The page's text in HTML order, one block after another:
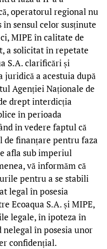
operatorul regional nu
sensul celor susținute
MIPE în calitate de
a solicitat în repetate
S.A. clarificări și
a acestuia după
Agenției Naționale de
drept interdicția
în perioada
în vedere faptul că
de finanțare pentru faza
afla sub imperiul
vă informăm că
pentru a se stabili
legal în posesia
Ecoaqua S.A. și MIPE,
legale, în ipoteza în
în posesia unor
confidențial.